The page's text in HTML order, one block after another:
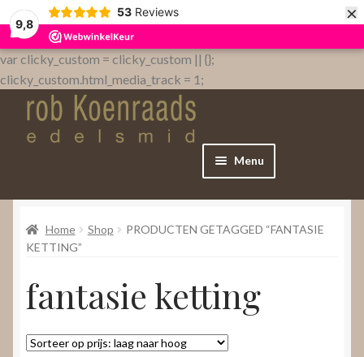
9,8
53 Reviews ×
var clicky_custom = clicky_custom || {};
clicky_custom.html_media_track = 1;
Menu
Home
WebShop
Over
Home Shop
PRODUCTEN GETAGGED “FANTASIE
KETTING”
fantasie ketting